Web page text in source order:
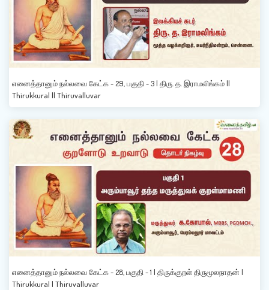
எனைத்தானும் நல்லவை கேட்க - 29, பகுதி - 3 | திரு. த. இராமலிங்கம் ||
Thirukkural || Thiruvalluvar
எனைத்தானும் நல்லவை கேட்க - 28, பகுதி - 1 | திருக்குறள் திருமூலநாதன் |
Thirukkural | Thiruvalluvar